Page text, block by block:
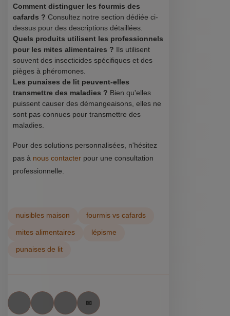
Comment distinguer les fourmis des
cafards ? Consultez notre section dédiée ci-
dessus pour des descriptions détaillées.
Quels produits utilisent les professionnels
pour les mites alimentaires ? Ils utilisent
souvent des insecticides spécifiques et des
pièges à phéromones.
Les punaises de lit peuvent-elles
transmettre des maladies ? Bien qu'elles
puissent causer des démangeaisons, elles ne
sont pas connues pour transmettre des
maladies.
Pour des solutions personnalisées, n'hésitez
pas à nous contacter pour une consultation
professionnelle.
nuisibles maison fourmis vs cafards
mites alimentaires lépisme
punaises de lit